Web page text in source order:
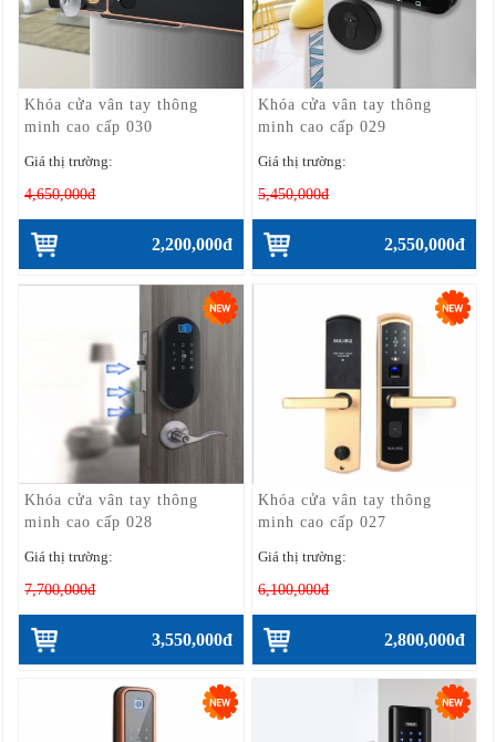
Khóa cửa vân tay thông
minh cao cấp 030
Giá thị trường:
4,650,000đ
2,200,000đ
Khóa cửa vân tay thông
minh cao cấp 029
Giá thị trường:
5,450,000đ
2,550,000đ
Khóa cửa vân tay thông
minh cao cấp 028
Giá thị trường:
7,700,000đ
3,550,000đ
Khóa cửa vân tay thông
minh cao cấp 027
Giá thị trường:
6,100,000đ
2,800,000đ